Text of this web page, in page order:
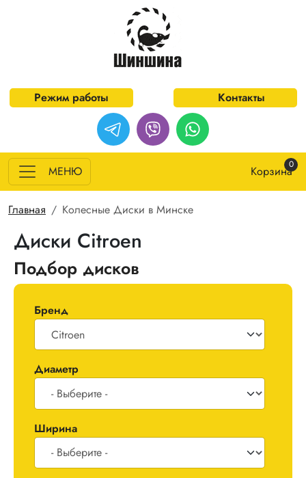
Перейти к основному содержанию
Режим работы Контакты
МЕНЮ Корзина0
Строка навигации
Главная Колесные Диски в Минске
Диски Citroen
Подбор дисков
Бренд
Диаметр
Ширина